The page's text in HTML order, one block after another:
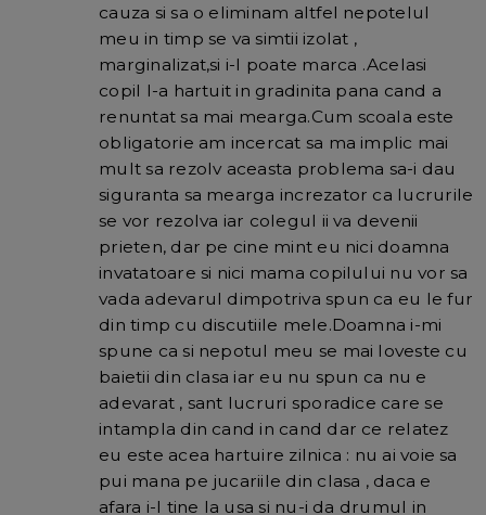
cauza si sa o eliminam altfel nepotelul
meu in timp se va simtii izolat ,
marginalizat,si i-l poate marca .Acelasi
copil l-a hartuit in gradinita pana cand a
renuntat sa mai mearga.Cum scoala este
obligatorie am incercat sa ma implic mai
mult sa rezolv aceasta problema sa-i dau
siguranta sa mearga increzator ca lucrurile
se vor rezolva iar colegul ii va devenii
prieten, dar pe cine mint eu nici doamna
invatatoare si nici mama copilului nu vor sa
vada adevarul dimpotriva spun ca eu le fur
din timp cu discutiile mele.Doamna i-mi
spune ca si nepotul meu se mai loveste cu
baietii din clasa iar eu nu spun ca nu e
adevarat , sant lucruri sporadice care se
intampla din cand in cand dar ce relatez
eu este acea hartuire zilnica : nu ai voie sa
pui mana pe jucariile din clasa , daca e
afara i-l tine la usa si nu-i da drumul in